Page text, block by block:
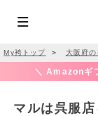
My袴トップ ＞ 大阪府
＼ Amazonギ
マルは呉服